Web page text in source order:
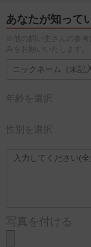
あなたが知って
※他の飼い主さんの参考
みをお願いいたします。
年齢を選択
性別を選択
写真を付ける